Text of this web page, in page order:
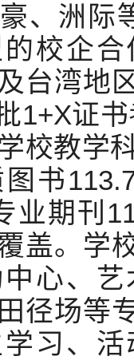
、洲际
校企
台湾地
1+X证
校教学
书
业期刊
盖。学
心、
径场等
习、